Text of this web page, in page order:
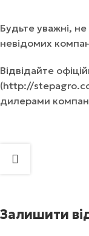
Будьте уважні,
невідомих
Відвідайте
(http://
дилерами
Залишити